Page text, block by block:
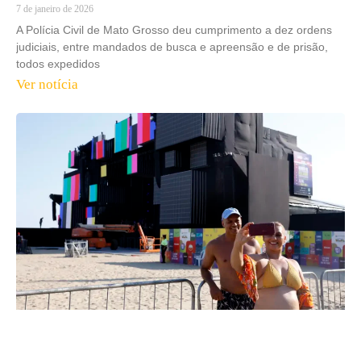
7 de janeiro de 2026
A Polícia Civil de Mato Grosso deu cumprimento a dez ordens
judiciais, entre mandados de busca e apreensão e de prisão,
todos expedidos
Ver notícia